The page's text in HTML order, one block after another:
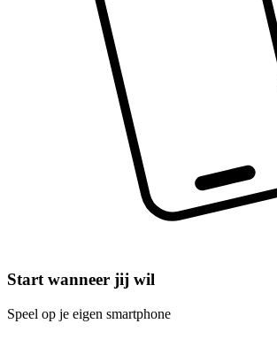
Start wanneer jij wil
Speel op je eigen smartphone